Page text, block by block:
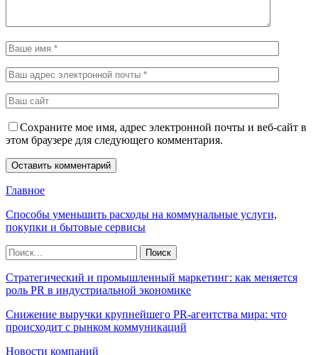
Сохраните мое имя, адрес электронной почты и веб-сайт в
этом браузере для следующего комментария.
Главное
Способы уменьшить расходы на коммунальные услуги,
покупки и бытовые сервисы
Стратегический и промышленный маркетинг: как меняется
роль PR в индустриальной экономике
Снижение выручки крупнейшего PR-агентства мира: что
происходит с рынком коммуникаций
Новости компаний